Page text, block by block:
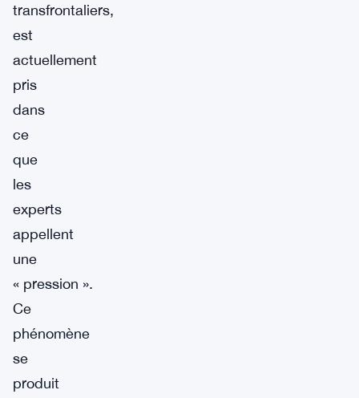
transfrontaliers,
est
actuellement
pris
dans
ce
que
les
experts
appellent
une
« pression ».
Ce
phénomène
se
produit